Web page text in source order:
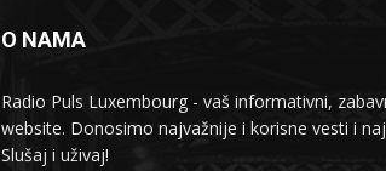
O NAMA
Radio Puls Luxembourg - vaš informativni,
website. Donosimo najvažnije i korisne vesti i
Slušaj i uživaj!